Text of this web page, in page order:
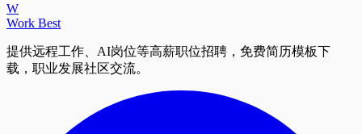
W
Work Best
提供远程工作、AI岗位等高薪职位招聘，免费简历模板下
载，职业发展社区交流。